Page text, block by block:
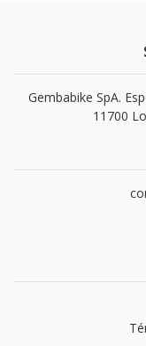
Gembabike SpA.
11700